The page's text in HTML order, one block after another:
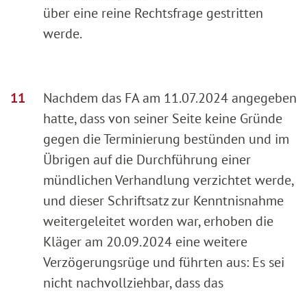
über eine reine Rechtsfrage gestritten
werde.
Nachdem das FA am 11.07.2024 angegeben
hatte, dass von seiner Seite keine Gründe
gegen die Terminierung bestünden und im
Übrigen auf die Durchführung einer
mündlichen Verhandlung verzichtet werde,
und dieser Schriftsatz zur Kenntnisnahme
weitergeleitet worden war, erhoben die
Kläger am 20.09.2024 eine weitere
Verzögerungsrüge und führten aus: Es sei
nicht nachvollziehbar, dass das